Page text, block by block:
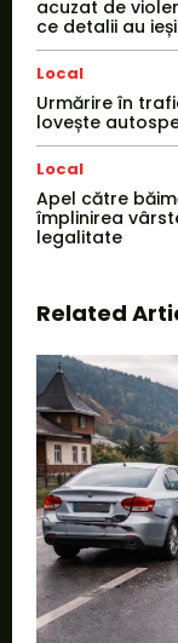
acuzat de
ce detalii au
Local
Urmărire în
lovește
Local
Apel către
împlinirea
legalitate
Related